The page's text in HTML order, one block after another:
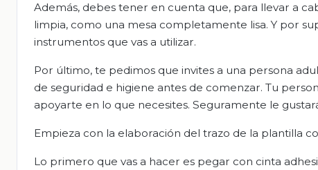
Además, debes tener en cuenta que, para llevar a
limpia, como una mesa completamente lisa. Y por
instrumentos que vas a utilizar.
Por último, te pedimos que invites a una persona
de seguridad e higiene antes de comenzar. Tu
apoyarte en lo que necesites. Seguramente le
Empieza con la elaboración del trazo de la plantilla
Lo primero que vas a hacer es pegar con cinta